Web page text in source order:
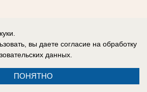
вы даете согласие на обработку
данных.
ПОНЯТНО